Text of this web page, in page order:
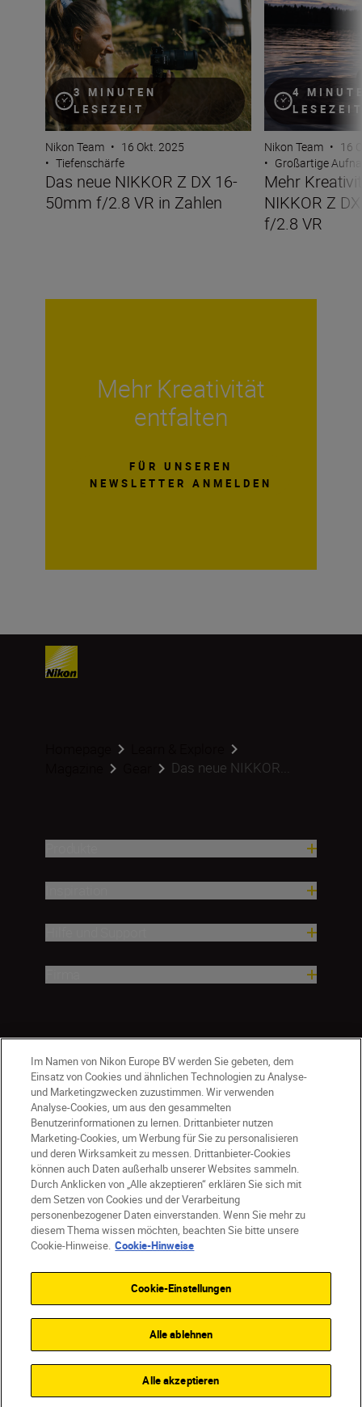
3 MINUTEN
LESEZEIT
Nikon Team • 16 Okt. 2025
• Tiefenschärfe
Das neue NIKKOR Z DX 16-
50mm f/2.8 VR in Zahlen
4
Nikon Team • 16
• Großartige
Mehr
NIKKOR Z
f/2.8 VR
Mehr Kreativität
entfalten
FÜR UNSEREN
NEWSLETTER ANMELDEN
Das neue NIKKOR...
AT Nikon Sites
Kontaktieren Sie uns
Datenschutzhinweis
Nutzungsbedingungen
Geschäftsbedingungen des Nikon Stores
Cookie-Hinweise
Barrierefreiheit
Cookie-Einstellungen
Im Namen von Nikon Europe BV werden Sie gebeten, dem
Einsatz von Cookies und ähnlichen Technologien zu Analyse-
und Marketingzwecken zuzustimmen. Wir verwenden
Analyse-Cookies, um aus den gesammelten
Benutzerinformationen zu lernen. Drittanbieter nutzen
Marketing-Cookies, um Werbung für Sie zu personalisieren
und deren Wirksamkeit zu messen. Drittanbieter-Cookies
können auch Daten außerhalb unserer Websites sammeln.
Durch Anklicken von „Alle akzeptieren“ erklären Sie sich mit
dem Setzen von Cookies und der Verarbeitung
personenbezogener Daten einverstanden. Wenn Sie mehr zu
diesem Thema wissen möchten, beachten Sie bitte unsere
Cookie-Hinweise. Cookie-Hinweise
Cookie-Einstellungen
Alle ablehnen
Alle akzeptieren